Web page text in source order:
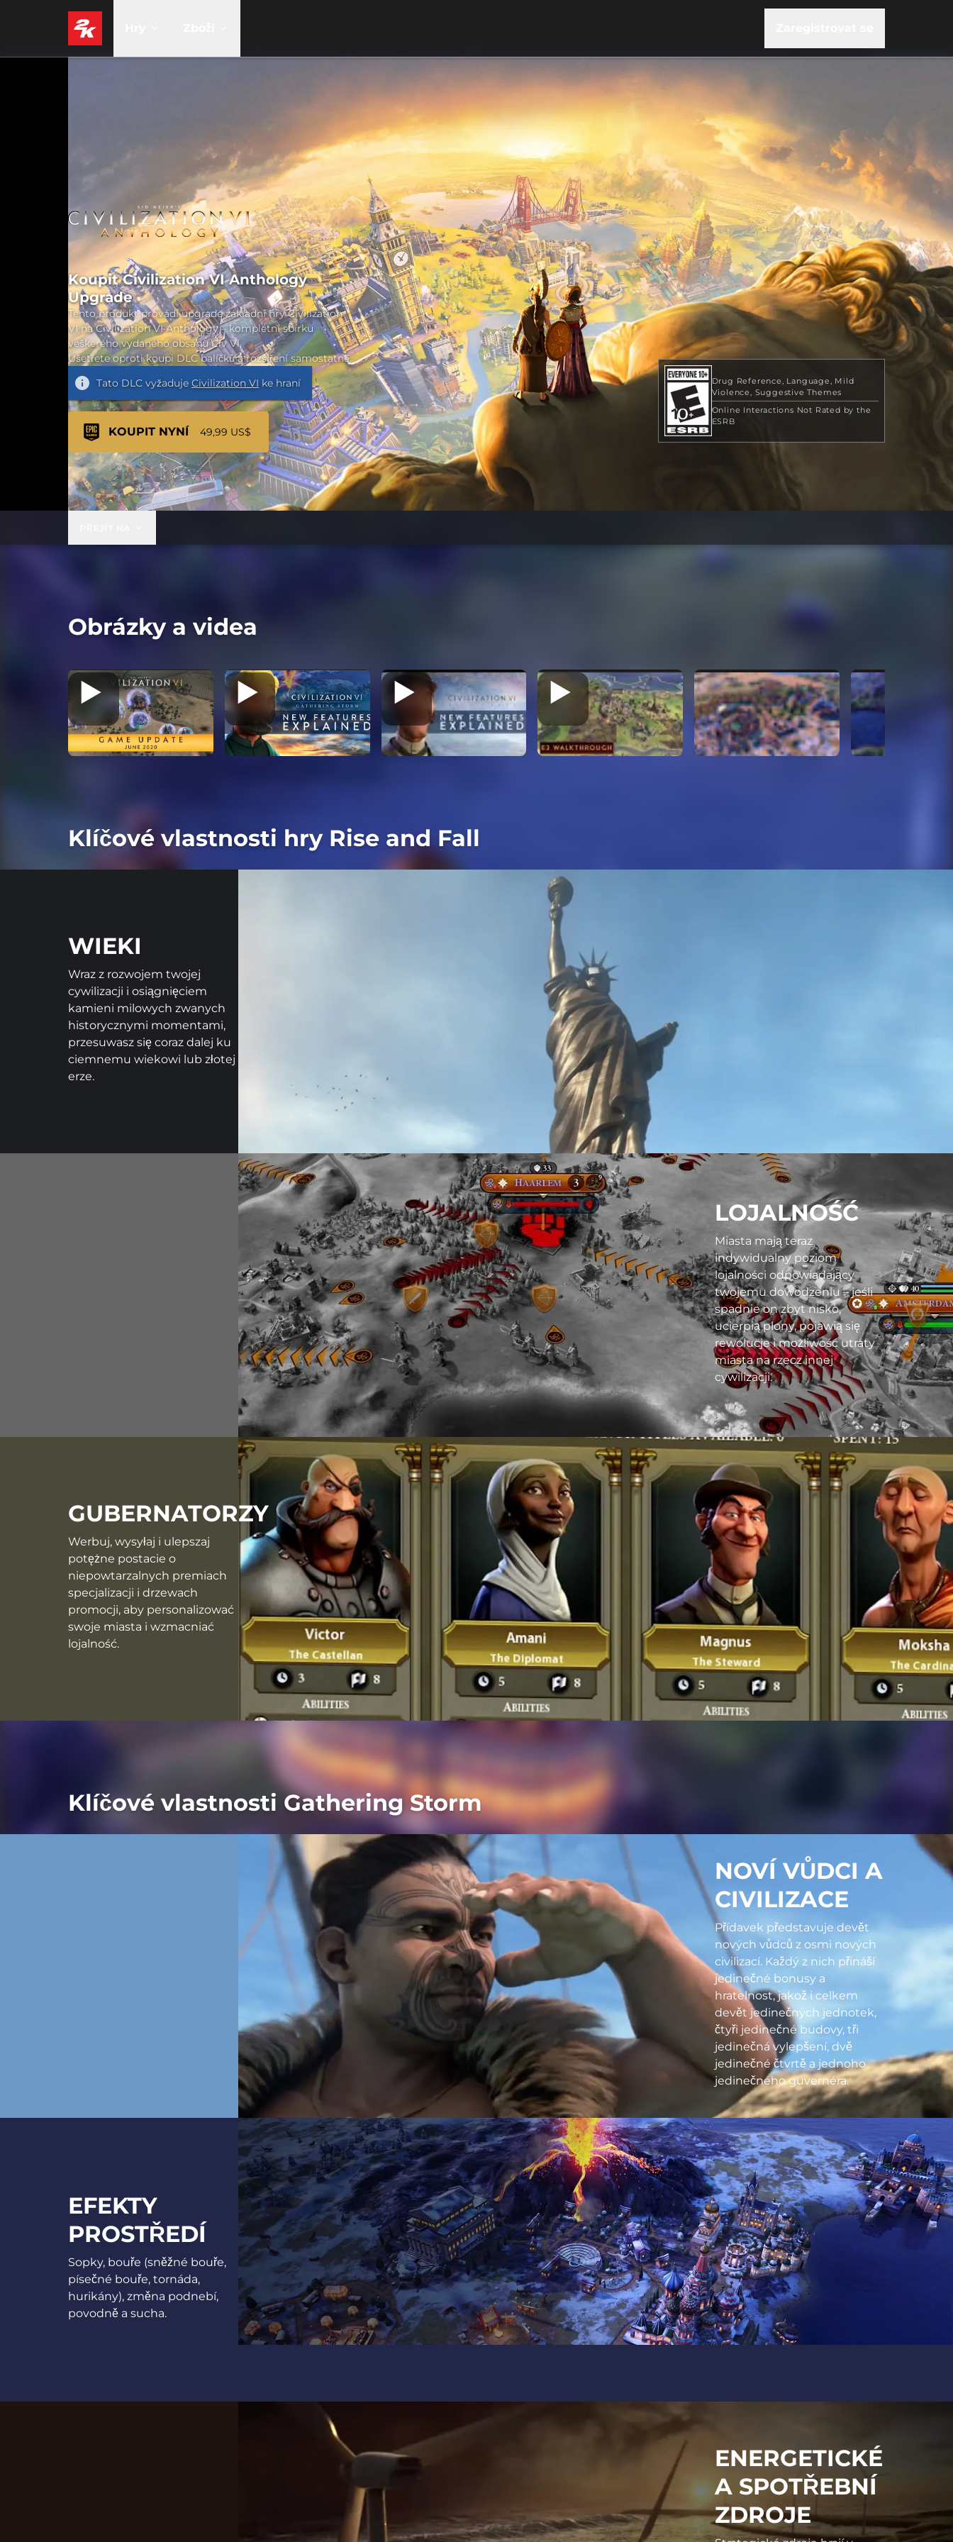
Drug Reference Language
Mild
Violence
Suggestive Themes
Online Interactions Not Rated by the
ESRB
Koupit Civilization VI Anthology
Upgrade
Tento produkt provádí upgrade základní hry Civilization
VI na Civilization VI Anthology – kompletní sbírku
veškerého vydaného obsahu Civ VI.
Ušetřete oproti koupi DLC balíčků a rozšíření samostatně.
Tato DLC vyžaduje Civilization VI ke hraní
KOUPIT NYNÍ 49,99 US$
Obrázky a videa
Klíčové vlastnosti hry Rise and Fall
WIEKI
Wraz z rozwojem twojej
cywilizacji i osiągnięciem
kamieni milowych zwanych
historycznymi momentami,
przesuwasz się coraz dalej ku
ciemnemu wiekowi lub złotej
erze.
LOJALNOŚĆ
Miasta mają teraz
indywidualny poziom
lojalności odpowiadający
twojemu dowodzeniu – jeśli
spadnie on zbyt nisko,
ucierpią plony, pojawią się
rewolucje i możliwość utraty
miasta na rzecz innej
cywilizacji.
GUBERNATORZY
Werbuj, wysyłaj i ulepszaj
potężne postacie o
niepowtarzalnych premiach
specjalizacji i drzewach
promocji, aby personalizować
swoje miasta i wzmacniać
lojalność.
Klíčové vlastnosti Gathering Storm
NOVÍ VŮDCI A
CIVILIZACE
Přídavek představuje devět
nových vůdců z osmi nových
civilizací. Každý z nich přináší
jedinečné bonusy a
hratelnost, jakož i celkem
devět jedinečných jednotek,
čtyři jedinečné budovy, tři
jedinečná vylepšení, dvě
jedinečné čtvrtě a jednoho
jedinečného guvernéra.
EFEKTY
PROSTŘEDÍ
Sopky, bouře (sněžné bouře,
písečné bouře, tornáda,
hurikány), změna podnebí,
povodně a sucha.
ENERGETICKÉ
A SPOTŘEBNÍ
ZDROJE